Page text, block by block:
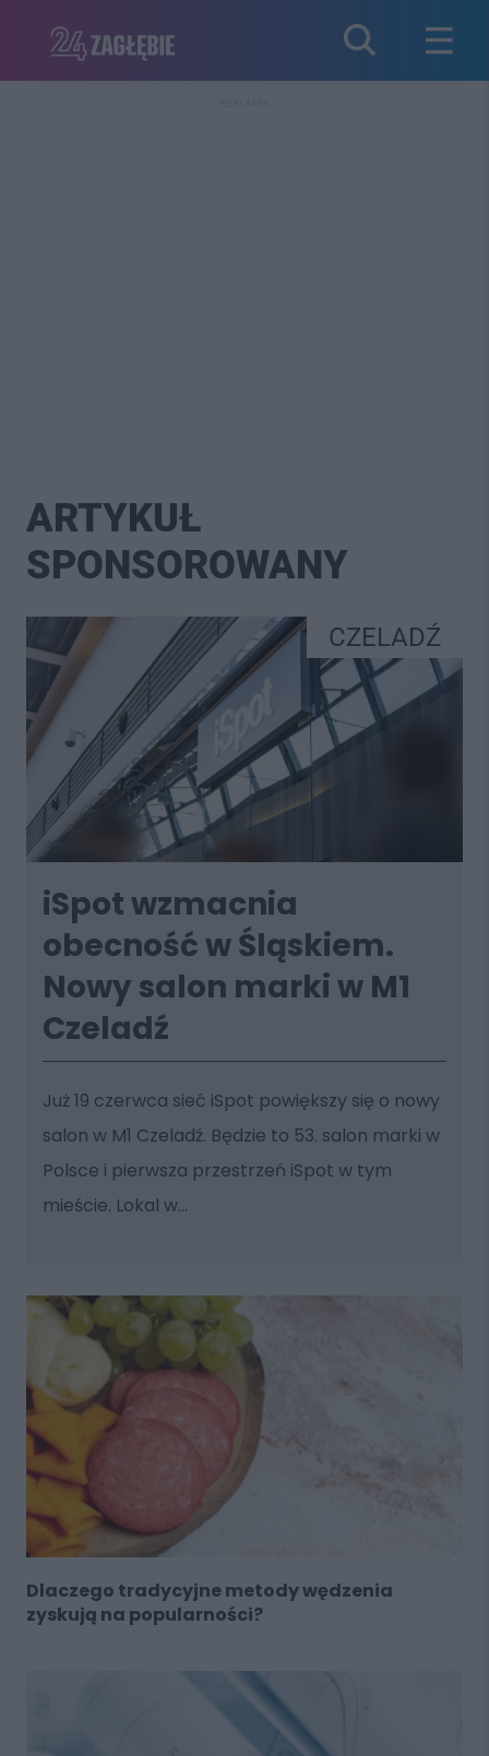
ARTYKUŁ
SPONSOROWANY
CZELADŹ
iSpot wzmacnia
obecność w Śląskiem.
Nowy salon marki w M1
Czeladź
Już 19 czerwca sieć iSpot powiększy się o nowy
salon w M1 Czeladź. Będzie to 53. salon marki w
Polsce i pierwsza przestrzeń iSpot w tym
mieście. Lokal w...
Dlaczego tradycyjne metody wędzenia
zyskują na popularności?